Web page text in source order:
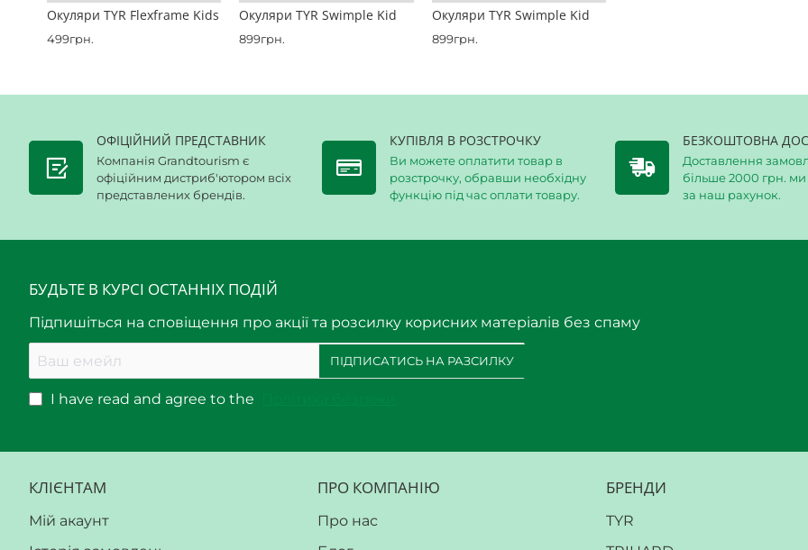
Окуляри TYR Flexframe Kids
499грн.
Окуляри TYR Swimple Kid
899грн.
Окуляри TYR Swimple Kid
899грн.
ОФІЦІЙНИЙ ПРЕДСТАВНИК
Компанія Grandtourism є
офіційним дистриб'ютором всіх
представлених брендів.
КУПІВЛЯ В РОЗСТРОЧКУ
Ви можете оплатити товар в
розстрочку, обравши необхідну
функцію під час оплати товару.
БЕЗКОШТОВНА
Доставлення
більше 2000 грн.
за наш рахунок.
БУДЬТЕ В КУРСІ ОСТАННІХ ПОДІЙ
Підпишіться на сповіщення про акції та розсилку корисних матеріалів без спаму
Ваш
емейл
ПІДПИСАТИСЬ НА РАЗСИЛКУ
I have read and agree to the
КЛІЄНТАМ
Мій акаунт
ПРО КОМПАНІЮ
Про нас
БРЕНДИ
TYR